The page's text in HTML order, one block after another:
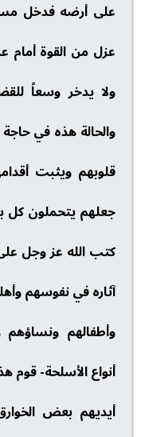
على أرضه فدخل
عزل من القوة أمام
ولا يدخر وسعاً
والحالة هذه في
قلوبهم ويثبت
جعلهم يتحملون كل
كتب الله عز وجل
آثاره في نفوسهم
وأطفالهم
أنواع الأسلحة-
أيديهم بعض